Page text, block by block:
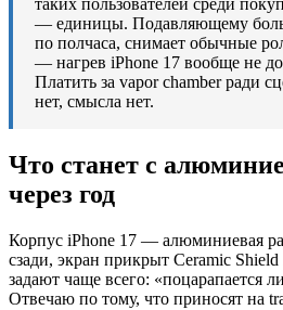
таких пользователей среди
— единицы. Подавляющему
по полчаса, снимает обычные
— нагрев iPhone 17 вообще не
Платить за vapor chamber ради
нет, смысла нет.
Что станет с
через год
Корпус iPhone 17 — алюминиевая
сзади, экран прикрыт Ceramic
задают чаще всего: «поцарапается
Отвечаю по тому, что приносят на